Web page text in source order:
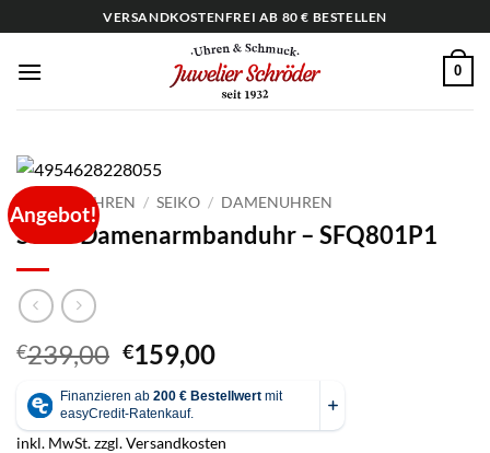
Inhalt
springen
VERSANDKOSTENFREI AB 80 € BESTELLEN
0
Angebot!
START UHREN / SEIKO / DAMENUHREN
Seiko Damenarmbanduhr – SFQ801P1
€239,00 Ursprünglicher
Preis
war:
€239,00
€159,00Aktueller
ist:
€159,00.
inkl. MwSt.zzgl.Versandkosten